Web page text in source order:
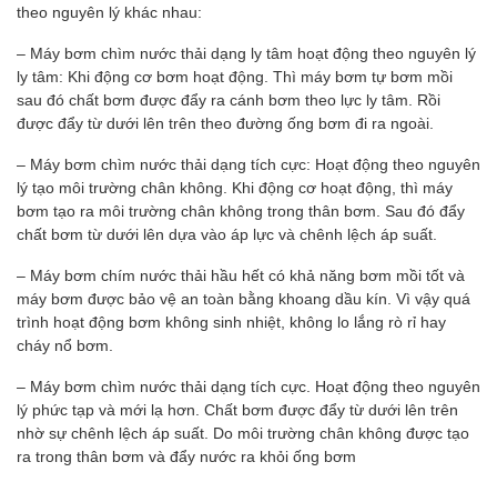
theo nguyên lý khác nhau:
– Máy bơm chìm nước thải dạng ly tâm hoạt động theo nguyên lý
ly tâm: Khi động cơ bơm hoạt động. Thì máy bơm tự bơm mồi
sau đó chất bơm được đẩy ra cánh bơm theo lực ly tâm. Rồi
được đẩy từ dưới lên trên theo đường ống bơm đi ra ngoài.
– Máy bơm chìm nước thải dạng tích cực: Hoạt động theo nguyên
lý tạo môi trường chân không. Khi động cơ hoạt động, thì máy
bơm tạo ra môi trường chân không trong thân bơm. Sau đó đẩy
chất bơm từ dưới lên dựa vào áp lực và chênh lệch áp suất.
– Máy bơm chím nước thải hầu hết có khả năng bơm mồi tốt và
máy bơm được bảo vệ an toàn bằng khoang dầu kín. Vì vậy quá
trình hoạt động bơm không sinh nhiệt, không lo lắng rò rỉ hay
cháy nổ bơm.
– Máy bơm chìm nước thải dạng tích cực. Hoạt động theo nguyên
lý phức tạp và mới lạ hơn. Chất bơm được đẩy từ dưới lên trên
nhờ sự chênh lệch áp suất. Do môi trường chân không được tạo
ra trong thân bơm và đẩy nước ra khỏi ống bơm